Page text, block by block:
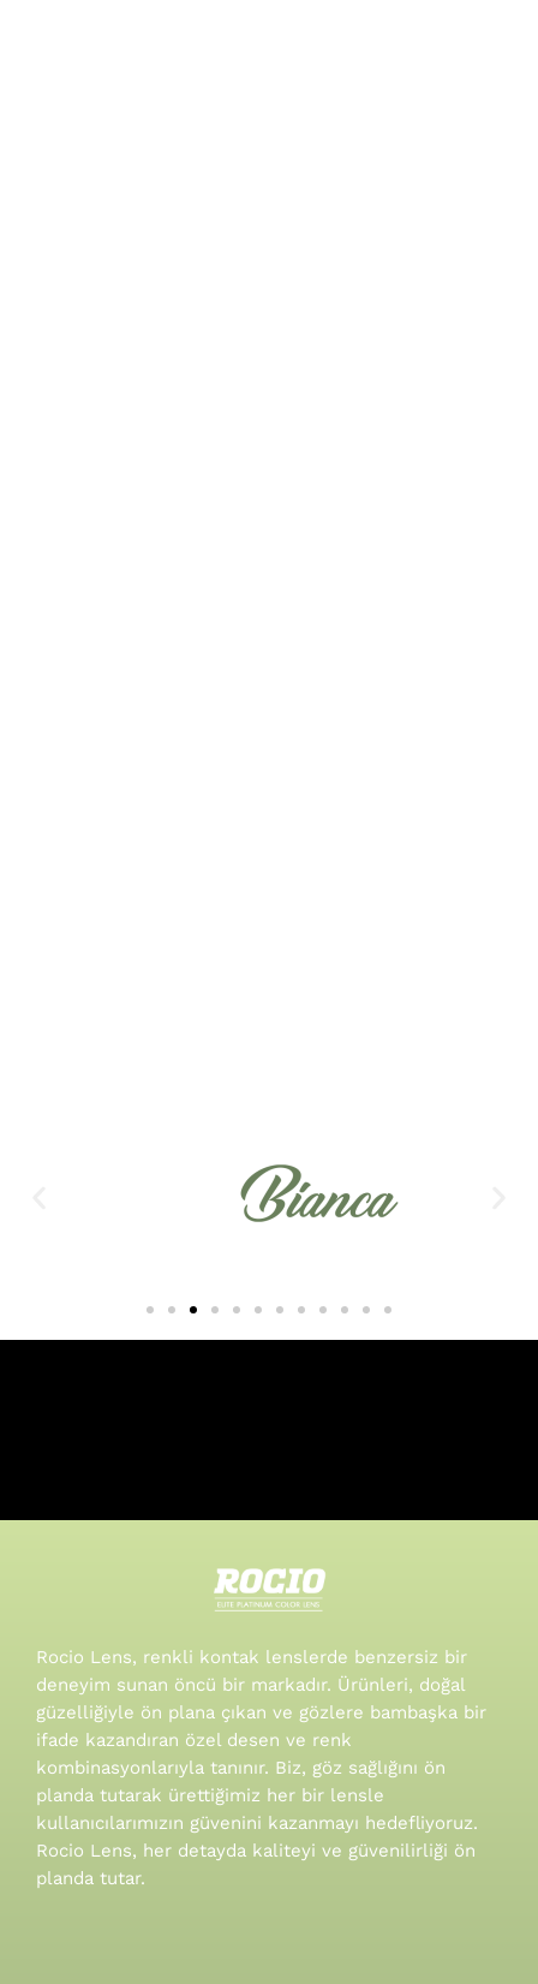
Rocio Lens, renkli kontak lenslerde benzersiz bir
deneyim sunan öncü bir markadır. Ürünleri, doğal
güzelliğiyle ön plana çıkan ve gözlere bambaşka bir
ifade kazandıran özel desen ve renk
kombinasyonlarıyla tanınır. Biz, göz sağlığını ön
planda tutarak ürettiğimiz her bir lensle
kullanıcılarımızın güvenini kazanmayı hedefliyoruz.
Rocio Lens, her detayda kaliteyi ve güvenilirliği ön
planda tutar.